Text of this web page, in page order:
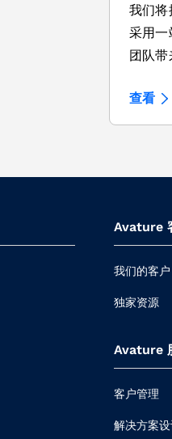
我们将
采用一
团队带
查看
Avature
我们的客户
独家资源
Avature
客户管理
解决方案